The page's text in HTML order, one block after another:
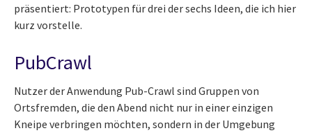
präsentiert: Prototypen für drei der sechs Ideen, die ich hier
kurz vorstelle.
PubCrawl
Nutzer der Anwendung Pub-Crawl sind Gruppen von
Ortsfremden, die den Abend nicht nur in einer einzigen
Kneipe verbringen möchten, sondern in der Umgebung